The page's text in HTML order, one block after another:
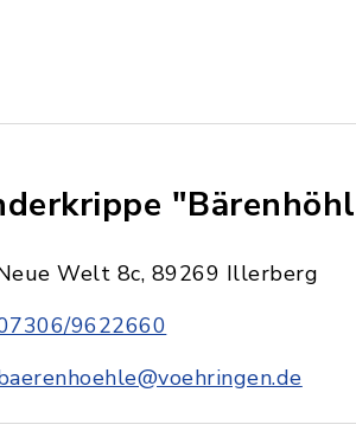
Welt 8c, 89269 Illerberg
9622660